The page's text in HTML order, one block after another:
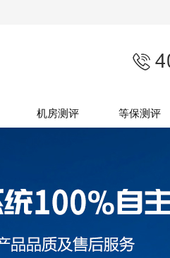
机房测评 等保测评